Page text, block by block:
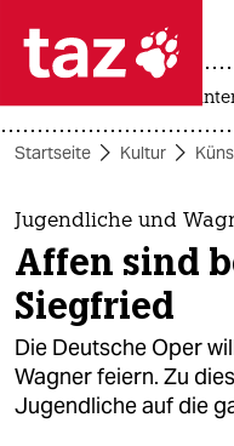
 taz
themen
politik
öko
gesellschaft
usa
Startseite Kultur
Jugendliche und
Affen sind
Siegfried
Die Deutsche Oper
Wagner feiern. Zu
Jugendliche auf die